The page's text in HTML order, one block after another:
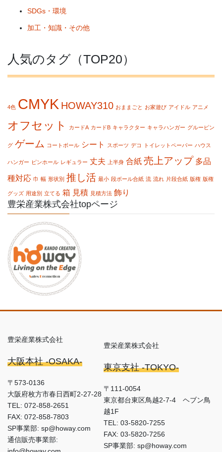
SDGs・環境
加工・知識・その他
人気のタグ（TOP20）
4色 CMYK HOWAY310 おままごと お家遊び アイドル アニメ
オフセット カードA カードB キャラクター キャラハンガー グルーピン
グ ゲーム コートボール シート スポーツ デコ トイレットペーパー ハウス
ハンガー ピンホール レギュラー 丈夫 上半身 合紙 売上アップ 多品
種対応 巾 幅 形状別 推し活 最小 段ボール合紙 流 流れ 片段合紙 版権 版権
グッズ 用途別 立てる 箱 見積 見積方法 飾り
豊栄産業株式会社topページ
豊栄産業株式会社
大阪本社 -OSAKA-
〒573-0136
大阪府枚方市春日西町2-27-28
TEL: 072-858-2651
FAX: 072-858-7803
SP事業部: sp@howay.com
通信販売事業部:
豊栄産業株式会社
東京支社 -TOKYO-
〒111-0054
東京都台東区鳥越2-7-4 ヘブン鳥
越1F
TEL: 03-5820-7255
FAX: 03-5820-7256
SP事業部: sp@howay.com